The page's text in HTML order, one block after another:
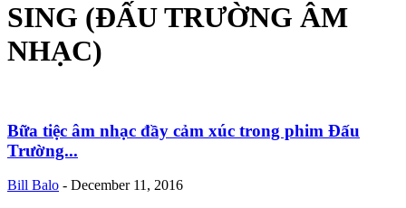
SING (ĐẤU TRƯỜNG ÂM
NHẠC)
Bữa tiệc âm nhạc đầy cảm xúc trong phim Đấu
Trường...
Bill Balo - December 11, 2016